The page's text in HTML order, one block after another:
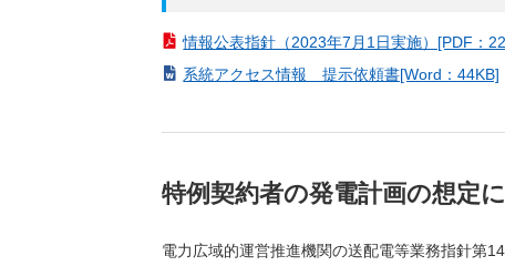
情報公表指針（2023年7月1日実施）[PDF：
系統アクセス情報 提示依頼書[Word：44KB]
特例契約者の発電計画の想定
電力広域的運営推進機関の送配電等業務指針第